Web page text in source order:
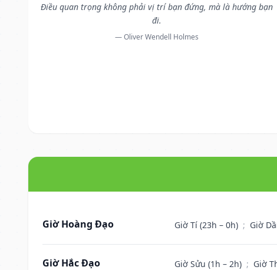
Điều quan trọng không phải vị trí bạn đứng, mà là hướng bạn
đi.
— Oliver Wendell Holmes
Giờ Hoàng Đạo Giờ Tí (23h – 0h) ; Giờ
Giờ Hắc Đạo Giờ Sửu (1h – 2h) ; Giờ